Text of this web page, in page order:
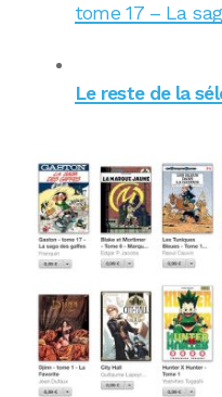
tome 17 – La
Le reste de la